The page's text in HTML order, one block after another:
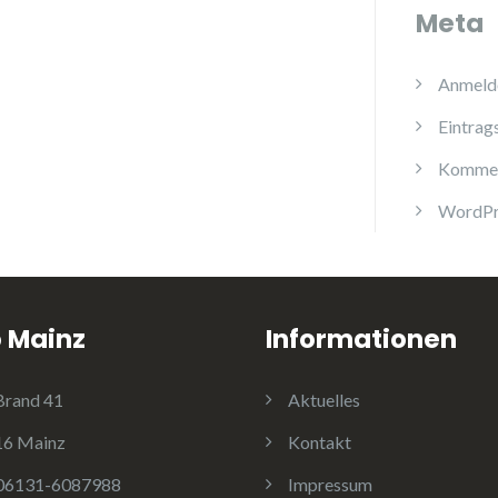
Meta
Mainz
41
Mainz
6087988
Informationen
Aktuelles
Kontakt
Impressum